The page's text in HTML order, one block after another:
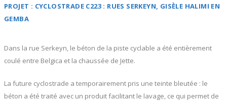
PROJET : CYCLOSTRADE C223 : RUES SERKEYN, GISÈLE HALIMI EN
GEMBA
Dans la rue Serkeyn, le béton de la piste cyclable a été entièrement
coulé entre Belgica et la chaussée de Jette.
La future cyclostrade a temporairement pris une teinte bleutée : le
béton a été traité avec un produit facilitant le lavage, ce qui permet de